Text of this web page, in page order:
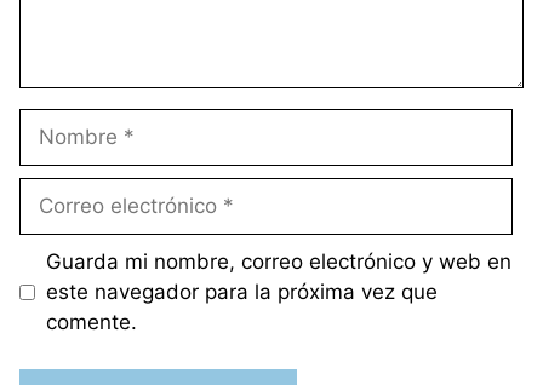
Nombre
Correo
Guarda mi nombre, correo electrónico y web en
este navegador para la próxima vez que
comente.